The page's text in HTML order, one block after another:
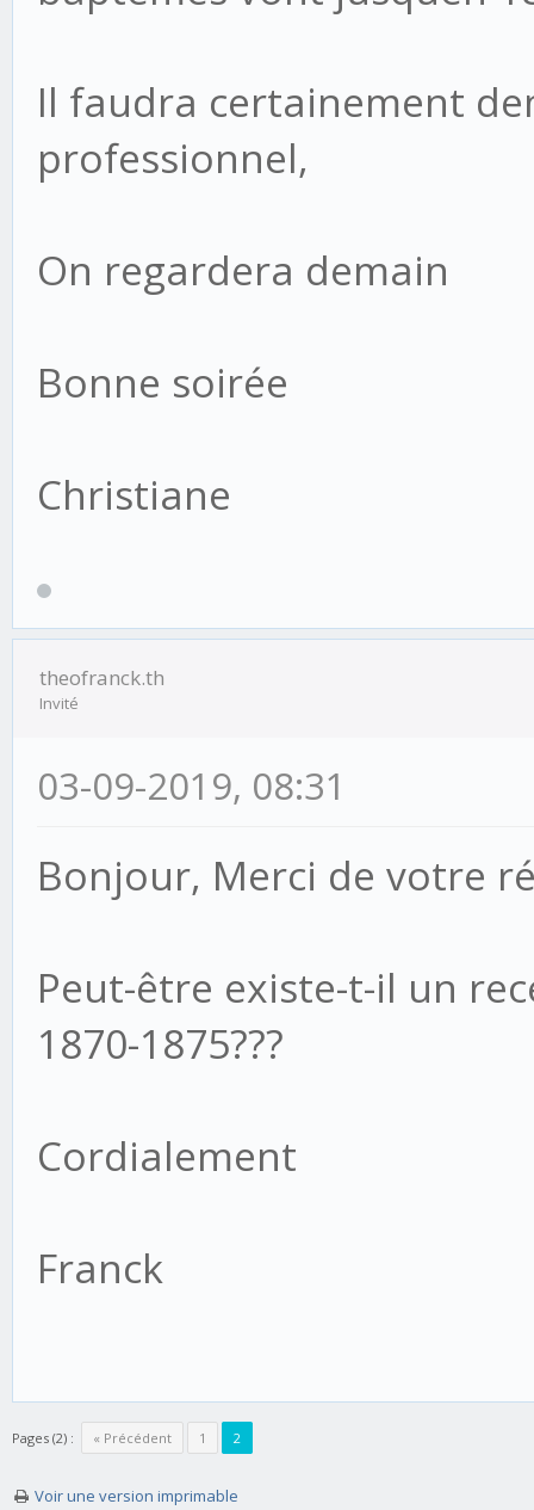
Il faudra certainement
professionnel,
On regardera demain
Bonne soirée
Christiane
theofranck.th
Invité
03-09-2019, 08:31
Bonjour, Merci de votre
Peut-être existe-t-il un
1870-1875???
Cordialement
Franck
Pages (2) : « Précédent 1 2
Voir une version imprimable